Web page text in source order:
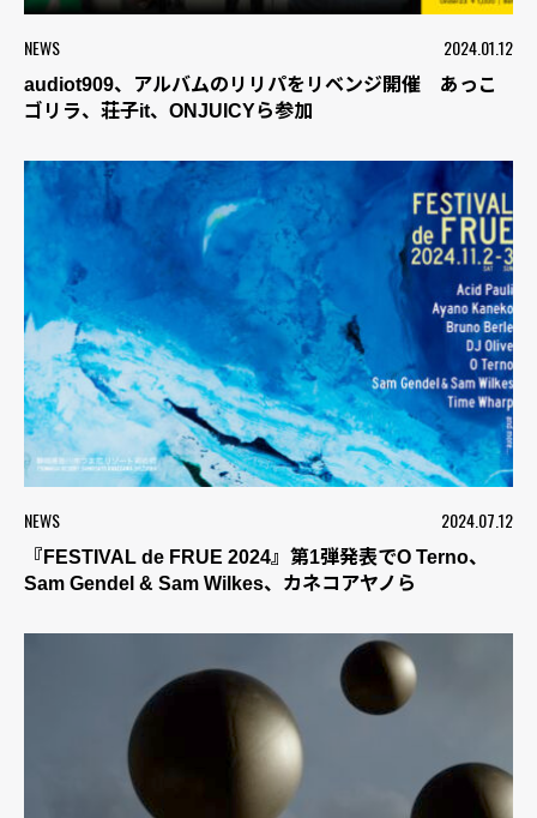
NEWS 2024.01.12
audiot909、アルバムのリリパをリベンジ開催 あっこ
ゴリラ、荘子it、ONJUICYら参加
NEWS 2024.07.12
『FESTIVAL de FRUE 2024』第1弾発表でO Terno、
Sam Gendel & Sam Wilkes、カネコアヤノら